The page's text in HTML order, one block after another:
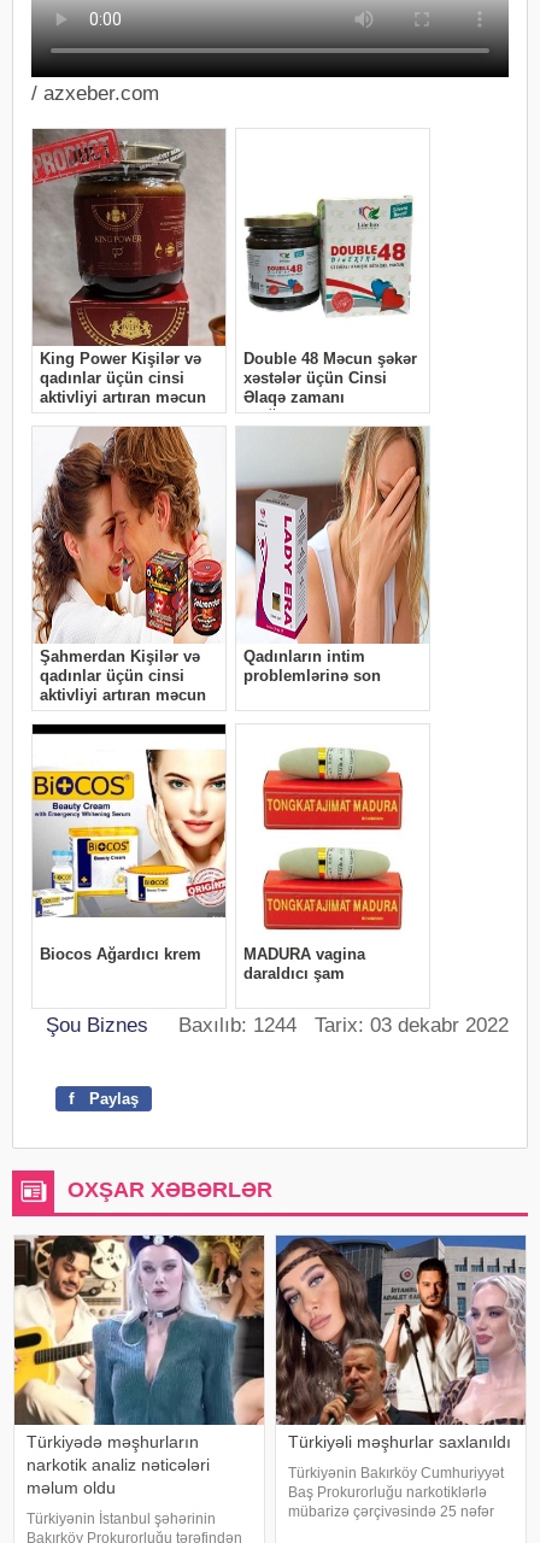
/ azxeber.com
Şou Biznes Baxılıb: 1244 Tarix: 03 dekabr 2022
f Paylaş
OXŞAR XƏBƏRLƏR
Türkiyədə məşhurların
narkotik analiz nəticələri
məlum oldu
Türkiyənin İstanbul şəhərinin
Bakırköy Prokurorluğu tərəfindən
Türkiyəli məşhurlar saxlanıldı
Türkiyənin Bakırköy Cumhuriyyət
Baş Prokurorluğu narkotiklərlə
mübarizə çərçivəsində 25 nəfər